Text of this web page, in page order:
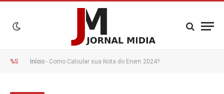
%S Início - Como Calcular sua Nota do Enem 2024?